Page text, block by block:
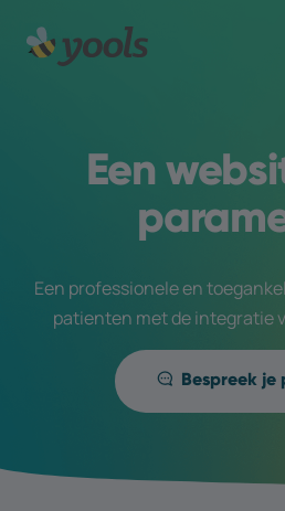
Een
Een professionele en
patienten met de integratie
Bespreek je